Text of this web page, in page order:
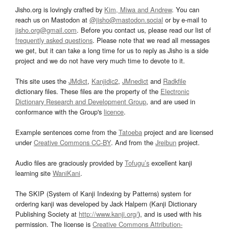
Jisho.org is lovingly crafted by Kim, Miwa and Andrew. You can
reach us on Mastodon at @jisho@mastodon.social or by e-mail to
jisho.org@gmail.com. Before you contact us, please read our list of
frequently asked questions. Please note that we read all messages
we get, but it can take a long time for us to reply as Jisho is a side
project and we do not have very much time to devote to it.
This site uses the JMdict, Kanjidic2, JMnedict and Radkfile
dictionary files. These files are the property of the Electronic
Dictionary Research and Development Group, and are used in
conformance with the Group's licence.
Example sentences come from the Tatoeba project and are licensed
underCreative Commons CC-BY. And from the Jreibun project.
Audio files are graciously provided by Tofugu’s excellent kanji
learning site WaniKani.
The SKIP (System of Kanji Indexing by Patterns) system for
ordering kanji was developed by Jack Halpern (Kanji Dictionary
Publishing Society at http://www.kanji.org/), and is used with his
permission. The license is Creative Commons Attribution-